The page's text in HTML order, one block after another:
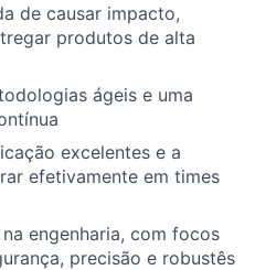
de causar impacto,
produtos de alta
ágeis e uma
excelentes e a
efetivamente em times
engenharia, com focos
precisão e robustês